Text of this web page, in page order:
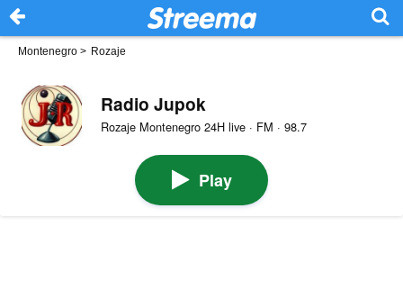
Montenegro > Rozaje
Radio Jupok
Rozaje Montenegro 24H live · FM · 98.7
Play